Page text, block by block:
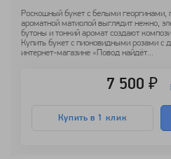
Роскошный букет с белыми
ароматной матиолой выглядит нежно,
бутоны и тонкий аромат создают
Купить букет с пионовидными розами с
интернет-магазине «Повод найдёт...
7 500 ₽
Купить в 1 клик